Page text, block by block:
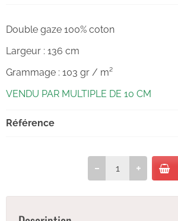
Double gaze 100% coton
Largeur : 136 cm
Grammage : 103 gr / m²
VENDU PAR MULTIPLE DE 10 CM
Référence